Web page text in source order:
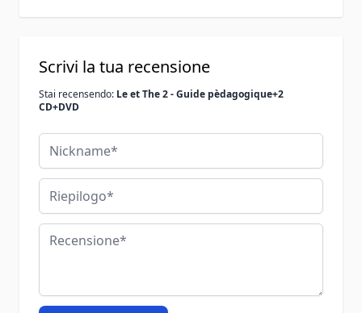
Scrivi la tua recensione
Stai recensendo: Le et The 2 - Guide pèdagogique+2
CD+DVD
Nickname
Riepilogo
Recensione